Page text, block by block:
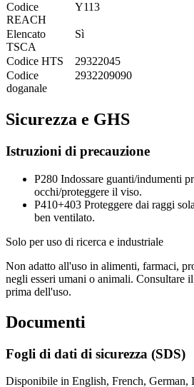
Codice
REACH
Y113
Elencato
TSCA
Sì
Codice HTS
29322045
Codice
doganale
2932209090
Sicurezza e GHS
Istruzioni di precauzione
P280 Indossare guanti/indumenti
occhi/proteggere il viso.
P410+403 Proteggere dai raggi
ben ventilato.
Solo per uso di ricerca e industriale
Non adatto all'uso in alimenti, farmaci,
negli esseri umani o animali. Consultare
prima dell'uso.
Documenti
Fogli di dati di sicurezza (SDS)
Disponibile in English, French, German,